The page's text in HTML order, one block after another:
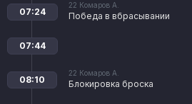
22 Комаров А.
Победа в вбрасывании
07:24
07:44
22 Комаров А.
Блокировка броска
08:10